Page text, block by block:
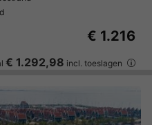
€ 1.216
€ 1.292,98 incl. toeslagen